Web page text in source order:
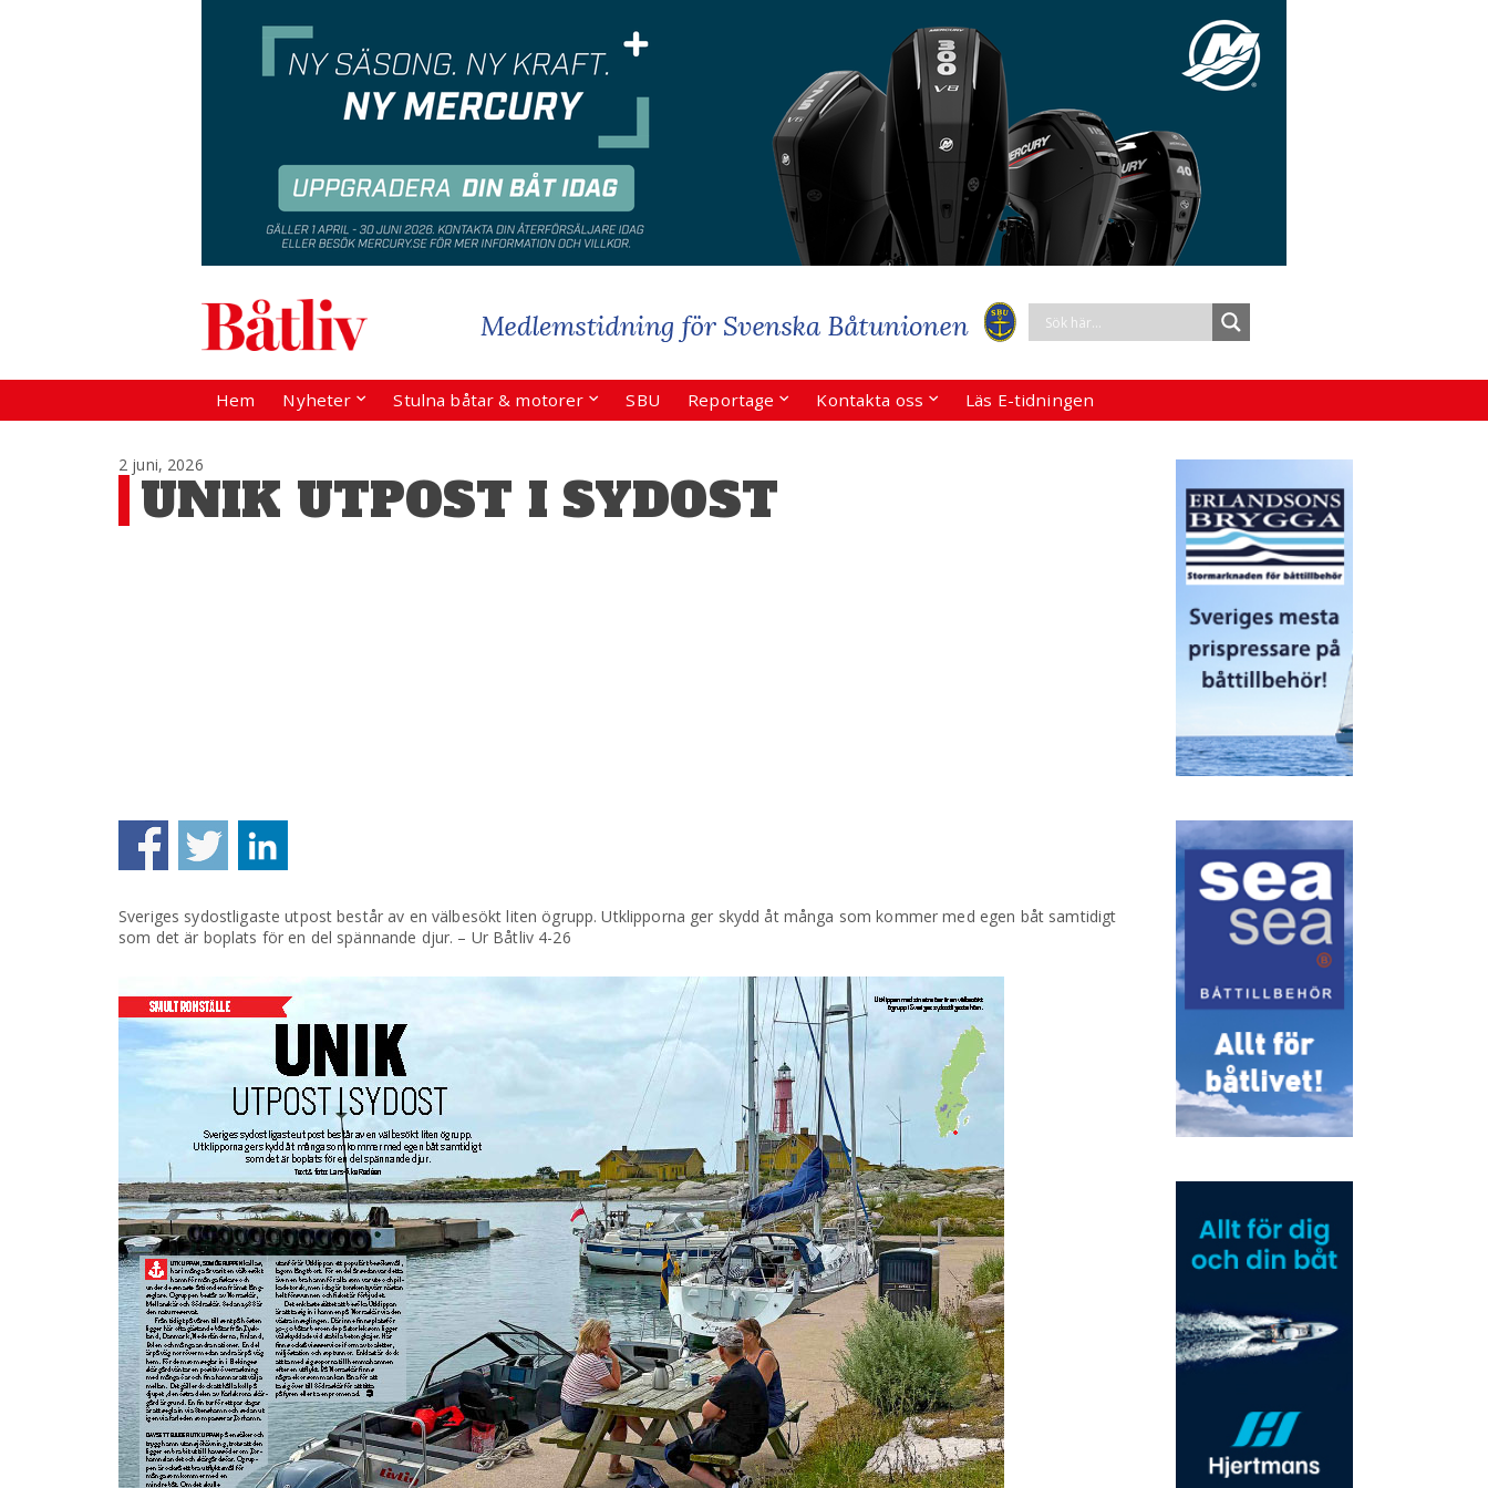
Hem Nyheter Stulna båtar & motorer SBU Reportage Kontakta oss Läs E-tidningen
2 juni, 2026
UNIK UTPOST I SYDOST
Sveriges sydostligaste utpost består av en välbesökt liten ögrupp. Utklipporna ger skydd åt många som kommer med egen båt samtidigt
som det är boplats för en del spännande djur. – Ur Båtliv 4-26